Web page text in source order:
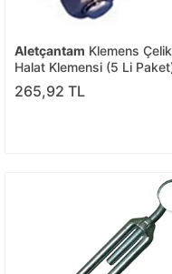
Aletçantam Klemens Çelik
Halat Klemensi (5 Li Paket) 5
Mm
265,92 TL